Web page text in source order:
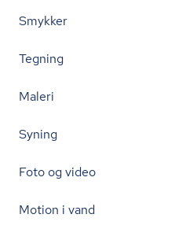
Smykker
Tegning
Maleri
Syning
Foto og video
Motion i vand